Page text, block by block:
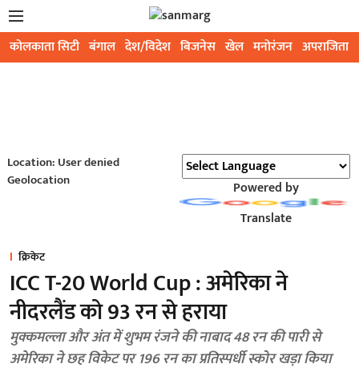
कोलकाता सिटी बंगाल देश/विदेश बिजनेस खेल मनोरंजन अपराजिता
Location: User denied
Geolocation
Powered by
Translate
क्रिकेट
ICC T-20 World Cup : अमेरिका ने
नीदरलैंड को 93 रन से हराया
मुक्कमल्ला और अंत में शुभम रंजने की नाबाद 48 रन की पारी से
अमेरिका ने छह विकेट पर 196 रन का प्रतिस्पर्धी स्कोर खड़ा किया